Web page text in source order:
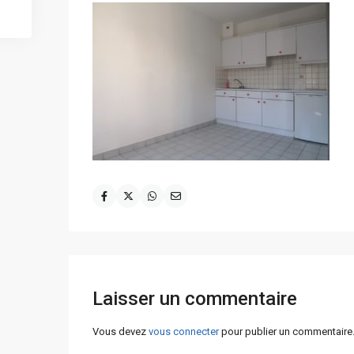
Laisser un commentaire
Vous devez vous connecterpour publier un commentaire.